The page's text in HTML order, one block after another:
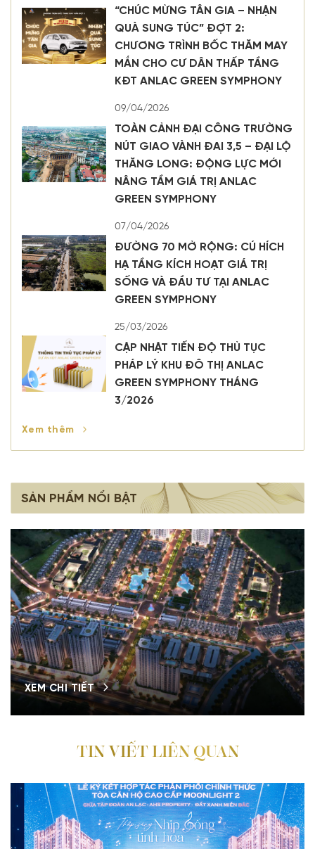
“CHÚC MỪNG TÂN GIA – NHẬN
QUÀ SUNG TÚC” ĐỢT 2:
CHƯƠNG TRÌNH BỐC THĂM MAY
MẮN CHO CƯ DÂN THẤP TẦNG
KĐT ANLAC GREEN SYMPHONY
09/04/2026
TOÀN CẢNH ĐẠI CÔNG TRƯỜNG
NÚT GIAO VÀNH ĐAI 3,5 – ĐẠI LỘ
THĂNG LONG: ĐỘNG LỰC MỚI
NÂNG TẦM GIÁ TRỊ ANLAC
GREEN SYMPHONY
07/04/2026
ĐƯỜNG 70 MỞ RỘNG: CÚ HÍCH
HẠ TẦNG KÍCH HOẠT GIÁ TRỊ
SỐNG VÀ ĐẦU TƯ TẠI ANLAC
GREEN SYMPHONY
25/03/2026
CẬP NHẬT TIẾN ĐỘ THỦ TỤC
PHÁP LÝ KHU ĐÔ THỊ ANLAC
GREEN SYMPHONY THÁNG
3/2026
Xem thêm
SẢN PHẨM NỔI BẬT
XEM CHI TIẾT
TIN VIẾT LIÊN QUAN